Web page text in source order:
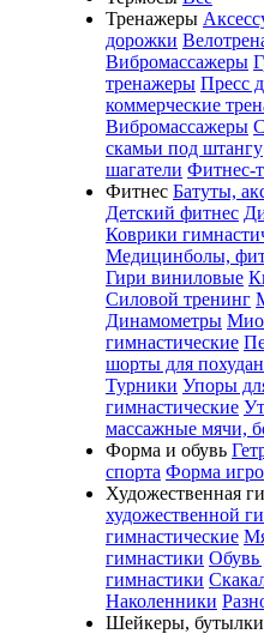
Тренажеры
дорожки
Вибромассажеры
тренажеры Пресс
коммерческие
Вибромассажеры
скамьи под штангу
шагатели Фитнес-
Фитнес Батуты,
Детский фитнес
Коврики
Медицинболы,
Гири виниловые
Силовой тренинг
Динамометры
гимнастические
шорты для
Турники Упоры
гимнастические
массажные мячи,
Форма и обувь
спорта Форма
Художественная
художественной
гимнастические
гимнастики Обувь
гимнастики
Наколенники
Шейкеры, бутылки